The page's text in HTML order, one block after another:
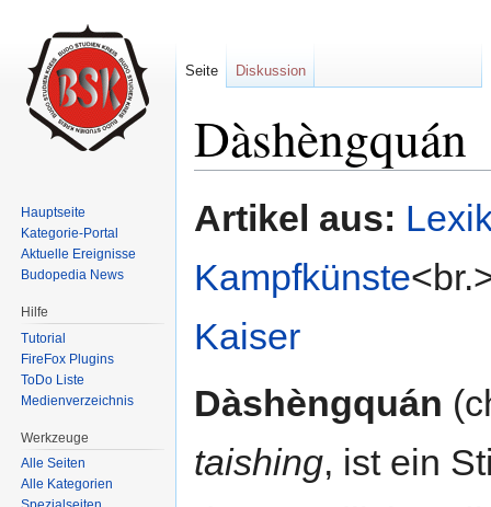
Dàshèngquán
Artikel aus:
Kampfkünste
Kaiser
Dàshèngquán
taishing, ist ein
Seite Diskussion
Hauptseite
Kategorie-Portal
Aktuelle Ereignisse
Budopedia News
Hilfe
Tutorial
FireFox Plugins
ToDo Liste
Medienverzeichnis
Werkzeuge
Alle Seiten
Alle Kategorien